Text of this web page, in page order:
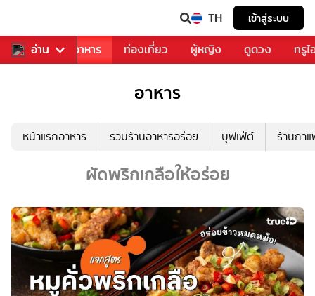
TH เข้าสู่ระบบ
อ่าน
การเพลง อาหาร ท่องเที่ยว ผู้หญิง ดูดวง ทรู
อาหาร
หน้าแรกอาหาร รวมร้านอาหารอร่อย บุฟเฟ่ต์ ร้านกา
ผัดพริกเกลือให้อร่อย